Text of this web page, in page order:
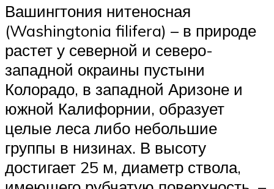
Вашингтония нитеносная
(Washingtonia filifera) – в природе
растет у северной и северо-
западной окраины пустыни
Колорадо, в западной Аризоне и
южной Калифорнии, образует
целые леса либо небольшие
группы в низинах. В высоту
достигает 25 м, диаметр ствола,